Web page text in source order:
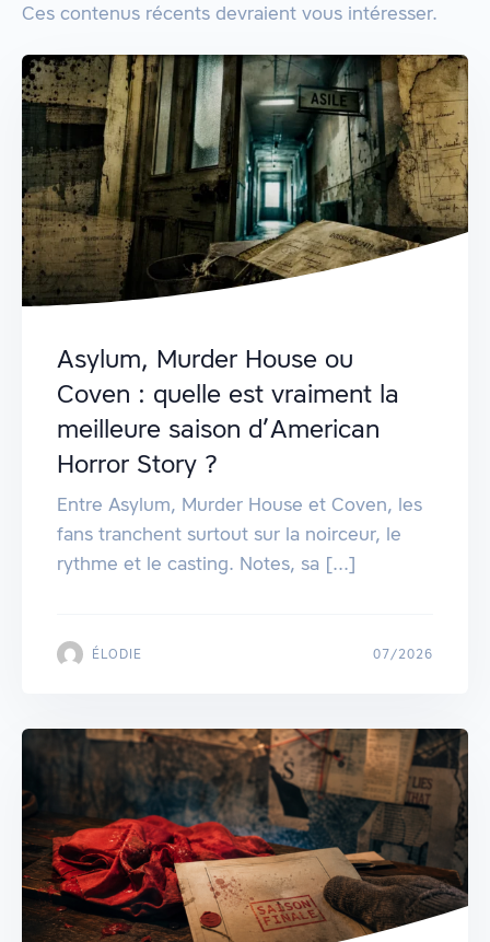
Ces contenus récents devraient vous intéresser.
Asylum, Murder House ou
Coven : quelle est vraiment la
meilleure saison d’American
Horror Story ?
Entre Asylum, Murder House et Coven, les
fans tranchent surtout sur la noirceur, le
rythme et le casting. Notes, sa [...]
ÉLODIE 07/2026